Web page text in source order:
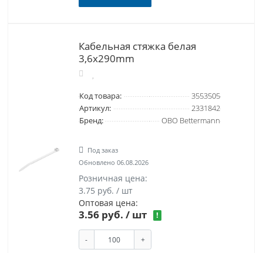
Кабельная стяжка белая
3,6x290mm
Код товара:
3553505
Артикул:
2331842
Бренд:
OBO Bettermann
Под заказ
Обновлено 06.08.2026
Розничная цена:
3.75 руб. / шт
Оптовая цена:
3.56 руб. / шт !
- +